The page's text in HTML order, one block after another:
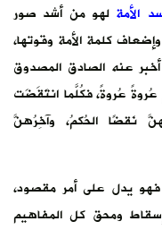
الأمة لهو من أشد صور
كلمة الأمة وقوتها،
عنه الصادق المصدوق
عُروةً، فكُلَّما انتَقَضَت
نَقضًا الحُكمُ، وآخِرُهنَّ
يدل على أمر مقصود،
ومحق كل المفاهيم